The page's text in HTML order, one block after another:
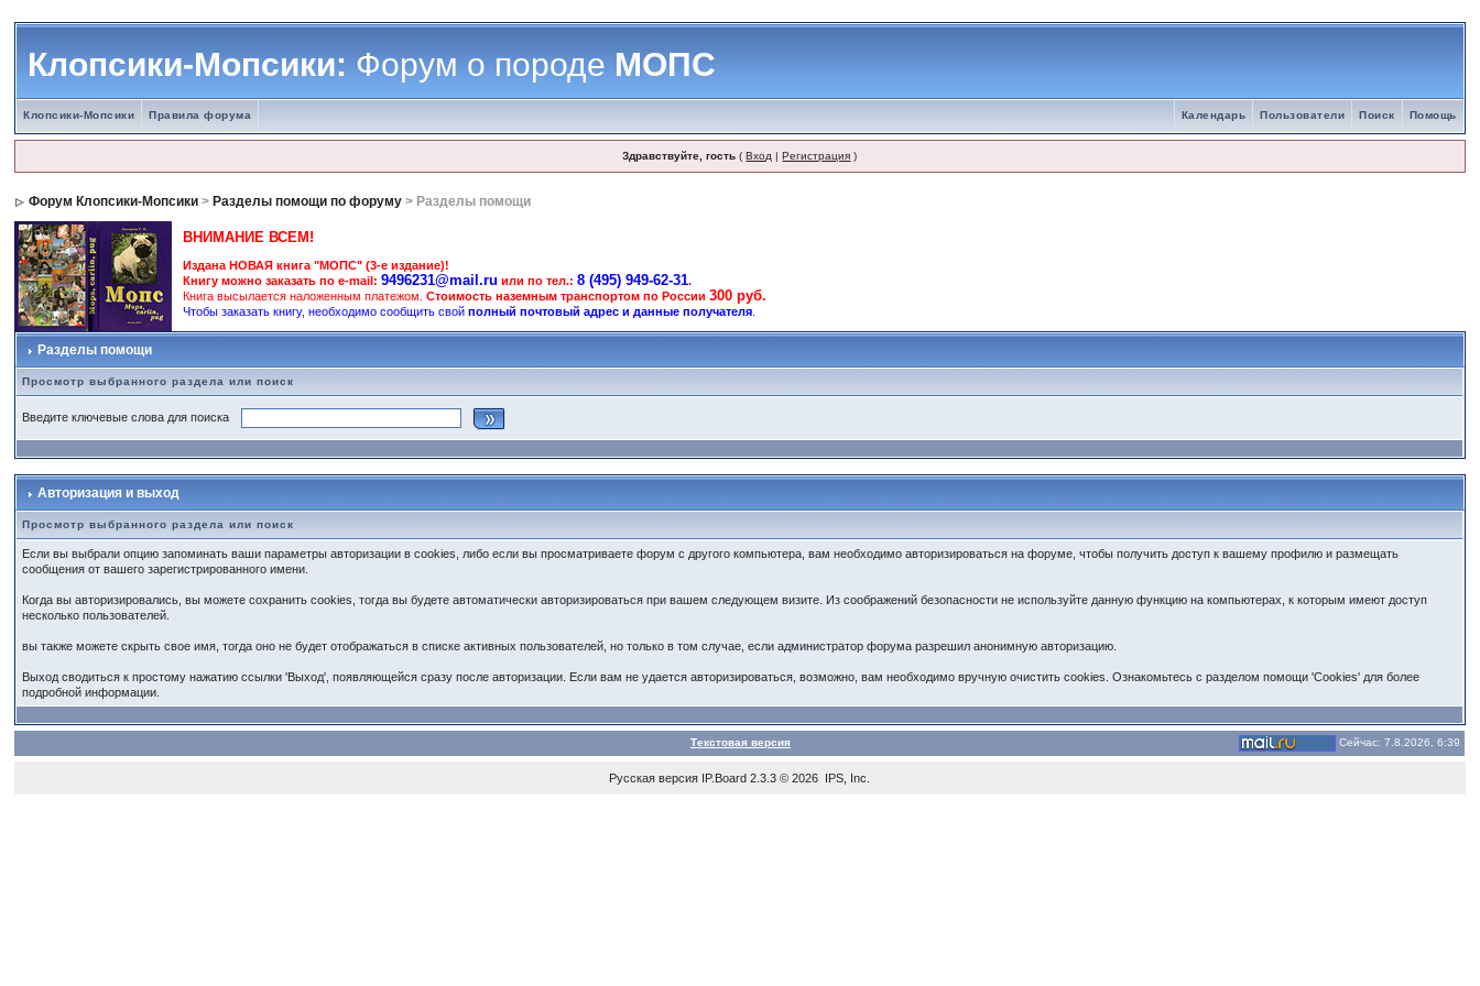
Клопсики-Мопсики:Форум о породеМОПС
Клопсики-Мопсики Правила форума Помощь
Поиск
Пользователи
Календарь
Здравствуйте, гость (Вход |Регистрация )
Форум Клопсики-Мопсики > Разделы помощи по форуму > Разделы помощи
ВНИМАНИЕ ВСЕМ!
Издана НОВАЯ книга "МОПС" (3-е издание)!
Книгу можно заказать по e-mail:9496231@mail.ru или по тел.:8 (495) 949-62-31.
Книга высылается наложенным платежом.Стоимость наземным транспортом по России300 руб.
Чтобы заказать книгу, необходимо сообщить свойполный почтовый адрес и данные получателя
Разделы помощи
Просмотр выбранного раздела или поиск
Введите ключевые слова для поиска
Авторизация и выход
Просмотр выбранного раздела или поиск
Если вы выбрали опцию запоминать ваши параметры авторизации в cookies, либо если вы просматриваете форум с другого компьютера, вам необходимо авторизироваться на форуме, чтобы получить доступ к вашему профилю и размещать
сообщения от вашего зарегистрированного имени.
Когда вы авторизировались, вы можете сохранить cookies, тогда вы будете автоматически авторизироваться при вашем следующем визите. Из соображений безопасности не используйте данную функцию на компьютерах, к которым имеют доступ
несколько пользователей.
вы также можете скрыть свое имя, тогда оно не будет отображаться в списке активных пользователей, но только в том случае, если администратор форума разрешил анонимную авторизацию.
Выход сводиться к простому нажатию ссылки 'Выход', появляющейся сразу после авторизации. Если вам не удается авторизироваться, возможно, вам необходимо вручную очистить cookies. Ознакомьтесь с разделом помощи 'Cookies' для более
подробной информации.
Текстовая версия Сейчас: 7.8.2026, 6:39
Русская версия IP.Board 2.3.3 © 2026 IPS, Inc